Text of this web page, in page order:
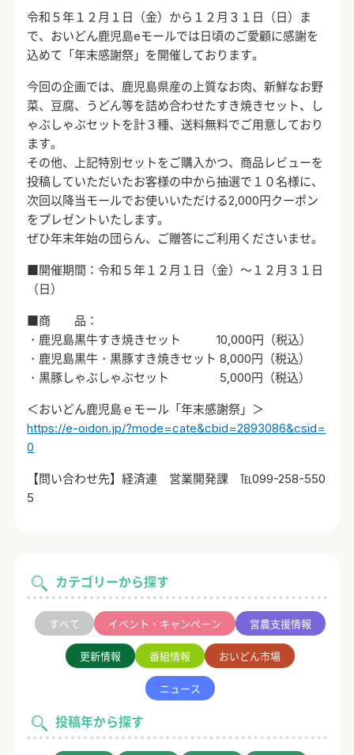
カテゴリーから探す
すべて イベント・キャンペーン 営農支援情報
更新情報 番組情報 おいどん市場
ニュース
投稿年から探す
令和５年１２月１日（金）から１２月３１日（日）ま
で、おいどん鹿児島eモールでは日頃のご愛顧に感謝を
込めて「年末感謝祭」を開催しております。
今回の企画では、鹿児島県産の上質なお肉、新鮮なお野
菜、豆腐、うどん等を詰め合わせたすき焼きセット、し
ゃぶしゃぶセットを計３種、送料無料でご用意しており
ます。
その他、上記特別セットをご購入かつ、商品レビューを
投稿していただいたお客様の中から抽選で１０名様に、
次回以降当モールでお使いいただける2,000円クーポン
をプレゼントいたします。
ぜひ年末年始の団らん、ご贈答にご利用くださいませ。
■開催期間：令和５年１２月１日（金）～１２月３１日
（日）
■商 品：
・鹿児島黒牛すき焼きセット 10,000円（税込）
・鹿児島黒牛・黒豚すき焼きセット 8,000円（税込）
・黒豚しゃぶしゃぶセット 5,000円（税込）
＜おいどん鹿児島ｅモール「年末感謝祭」＞
https://e-oidon.jp/?mode=cate&cbid=2893086&csid=
0
【問い合わせ先】経済連 営業開発課 ℡099-258-550
5